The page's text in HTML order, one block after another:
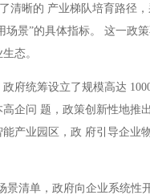
清晰的 产业梯队培育路径
场景”的具体指标。 这一政
态。
府统筹设立了规模高达
问 题，政策创新性地推
产业园区，政 府引导企业
清单，政府向企业系统性